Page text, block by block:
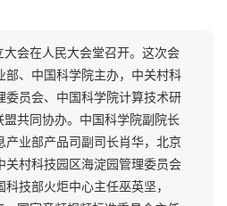
大会在人民大会堂召开。这次会
部、中国科学院主办，中关村科
委员会、中国科学院计算技术研
盟共同协办。中国科学院副院长
产业部产品司副司长肖华，北京
关村科技园区海淀园管理委员会
科技部火炬中心主任巫英坚，